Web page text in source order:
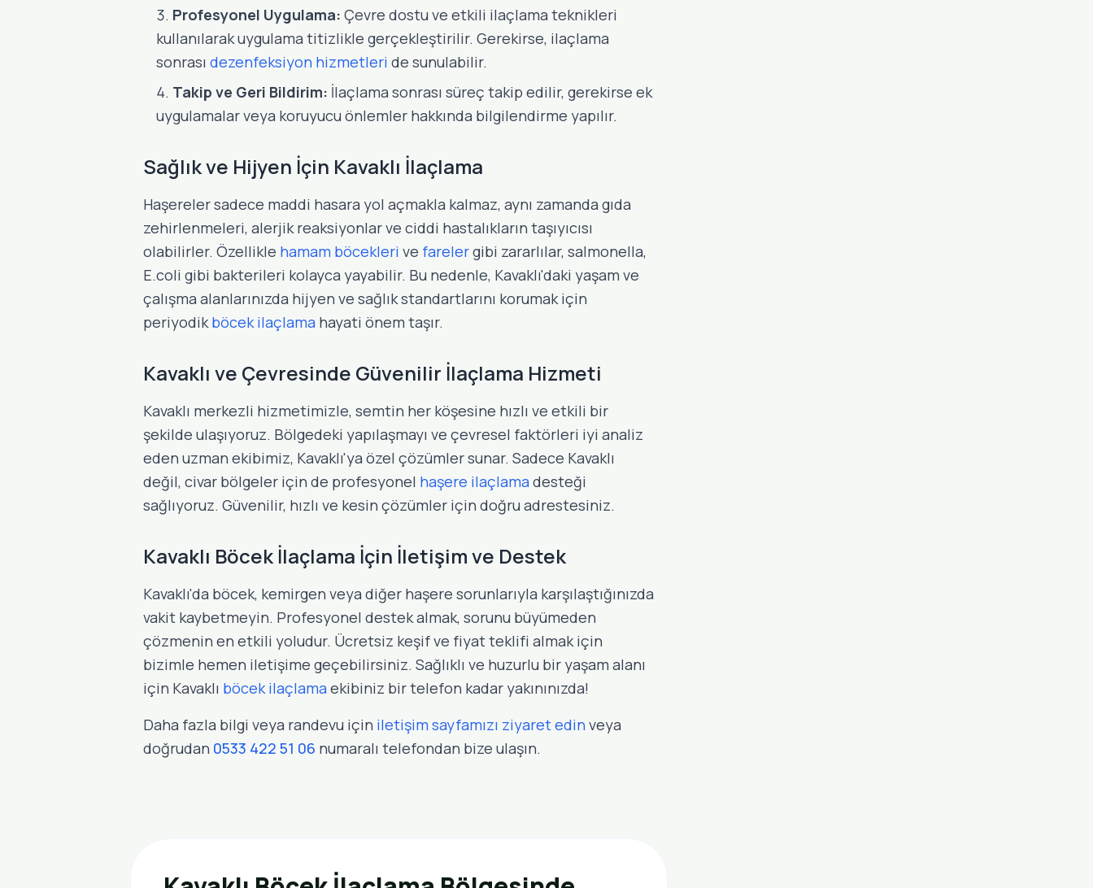
Profesyonel Uygulama: Çevre dostu ve etkili ilaçlama teknikleri
kullanılarak uygulama titizlikle gerçekleştirilir. Gerekirse, ilaçlama
sonrası dezenfeksiyon hizmetleri de sunulabilir.
Takip ve Geri Bildirim: İlaçlama sonrası süreç takip edilir, gerekirse ek
uygulamalar veya koruyucu önlemler hakkında bilgilendirme yapılır.
Sağlık ve Hijyen İçin Kavaklı İlaçlama
Haşereler sadece maddi hasara yol açmakla kalmaz, aynı zamanda gıda
zehirlenmeleri, alerjik reaksiyonlar ve ciddi hastalıkların taşıyıcısı
olabilirler. Özellikle hamam böcekleri ve farelergibi zararlılar, salmonella,
E.coli gibi bakterileri kolayca yayabilir. Bu nedenle, Kavaklı'daki yaşam ve
çalışma alanlarınızda hijyen ve sağlık standartlarını korumak için
periyodikböcek ilaçlama hayati önem taşır.
Kavaklı ve Çevresinde Güvenilir İlaçlama Hizmeti
Kavaklı merkezli hizmetimizle, semtin her köşesine hızlı ve etkili bir
şekilde ulaşıyoruz. Bölgedeki yapılaşmayı ve çevresel faktörleri iyi analiz
eden uzman ekibimiz, Kavaklı'ya özel çözümler sunar. Sadece Kavaklı
değil, civar bölgeler için de profesyonel haşere ilaçlama desteği
sağlıyoruz. Güvenilir, hızlı ve kesin çözümler için doğru adrestesiniz.
Kavaklı Böcek İlaçlama İçin İletişim ve Destek
Kavaklı'da böcek, kemirgen veya diğer haşere sorunlarıyla karşılaştığınızda
vakit kaybetmeyin. Profesyonel destek almak, sorunu büyümeden
çözmenin en etkili yoludur. Ücretsiz keşif ve fiyat teklifi almak için
bizimle hemen iletişime geçebilirsiniz. Sağlıklı ve huzurlu bir yaşam alanı
için Kavaklı böcek ilaçlama ekibiniz bir telefon kadar yakınınızda!
Daha fazla bilgi veya randevu için iletişim sayfamızı ziyaret edin veya
doğrudan 0533 422 51 06 numaralı telefondan bize ulaşın.